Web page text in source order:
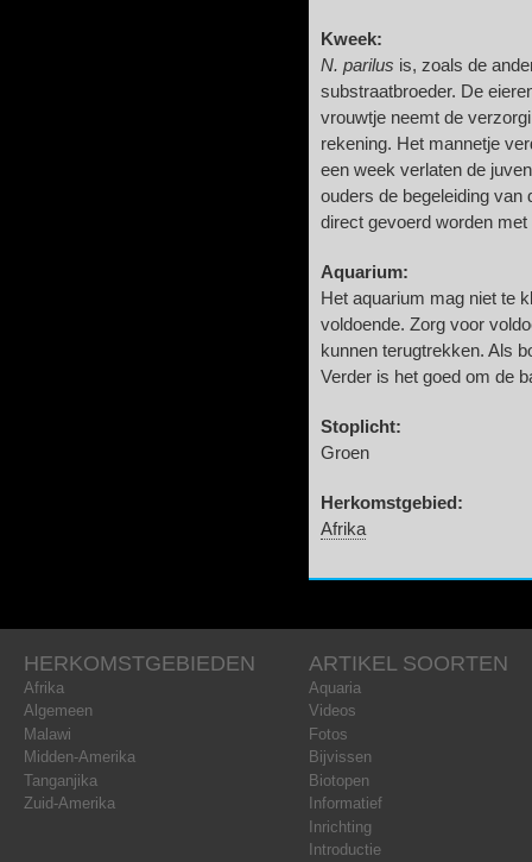
Kweek:
N. parilus is, zoals de
substraatbroeder. De
vrouwtje neemt de
rekening. Het mannetje
een week verlaten de
ouders de begeleiding van
direct gevoerd worden
Aquarium:
Het aquarium mag niet te
voldoende. Zorg voor
kunnen terugtrekken. Als
Verder is het goed om de
Stoplicht:
Groen
Herkomstgebied:
Afrika
HERKOMSTGEBIEDEN
Afrika
Algemeen
Malawi
Midden-Amerika
Tanganjika
Zuid-Amerika
ARTIKEL SOORTEN
Aquaria
Videos
Fotos
Bijvissen
Biotopen
Informatief
Inrichting
Introductie